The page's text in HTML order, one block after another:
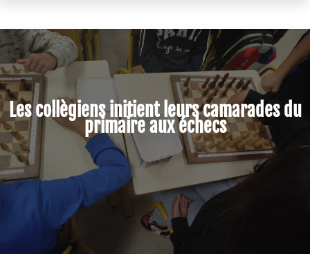
Les collègiens initient leurs camarades du
primaire aux échecs